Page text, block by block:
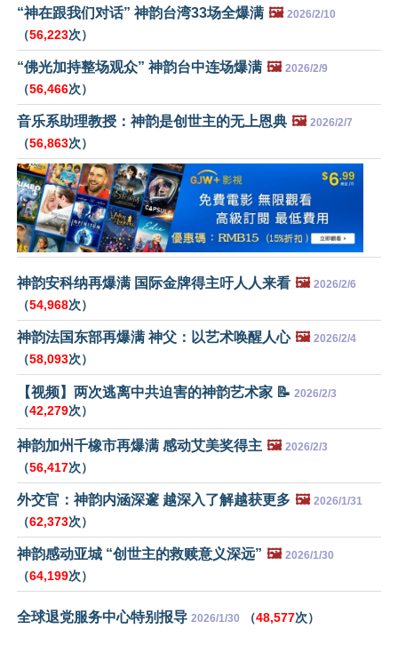
“神在跟我们对话” 神韵台湾33场全爆满 🖼️ 2026/2/10
（56,223次）
“佛光加持整场观众” 神韵台中连场爆满 🖼️ 2026/2/9
（56,466次）
音乐系助理教授：神韵是创世主的无上恩典 🖼️ 2026/2/7
（56,863次）
神韵安科纳再爆满 国际金牌得主吁人人来看 🖼️ 2026/2/6
（54,968次）
神韵法国东部再爆满 神父：以艺术唤醒人心 🖼️ 2026/2/4
（58,093次）
【视频】两次逃离中共迫害的神韵艺术家 📝 2026/2/3
（42,279次）
神韵加州千橡市再爆满 感动艾美奖得主 🖼️ 2026/2/3
（56,417次）
外交官：神韵内涵深邃 越深入了解越获更多 🖼️ 2026/1/31
（62,373次）
神韵感动亚城 “创世主的救赎意义深远” 🖼️ 2026/1/30
（64,199次）
全球退党服务中心特别报导 2026/1/30 （48,577次）